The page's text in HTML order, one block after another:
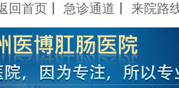
回首页 急诊通道 来院路